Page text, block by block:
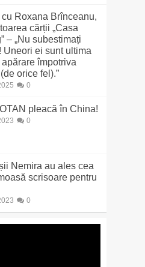
cu Roxana Brînceanu,
cărții „Casa
– „Nu subestimați
Uneori ei sunt ultima
apărare împotriva
orice fel).”
0
pleacă în China!
0
Nemira au ales cea
scrisoare pentru
0